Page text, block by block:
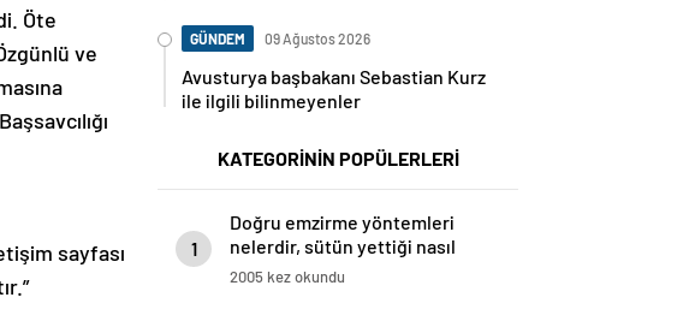
Öte
ve
sayfası
GÜNDEM 09 Ağustos 2026
Avusturya başbakanı Sebastian Kurz
ile ilgili bilinmeyenler
KATEGORİNİN POPÜLERLERİ
1
Doğru emzirme yöntemleri
nelerdir, sütün yettiği nasıl
anlaşılır?
2005 kez okundu